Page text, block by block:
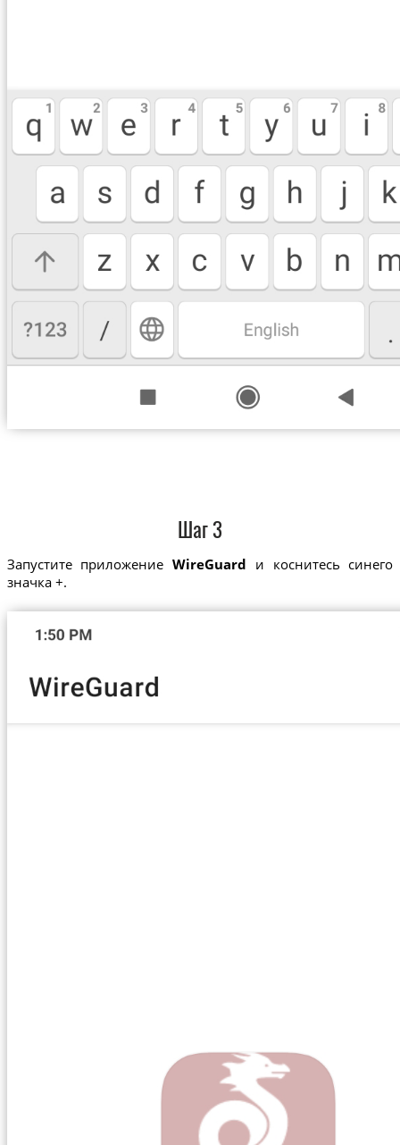
Шаг 3
Запустите приложениеWireGuard и коснитесь синего
значка +.